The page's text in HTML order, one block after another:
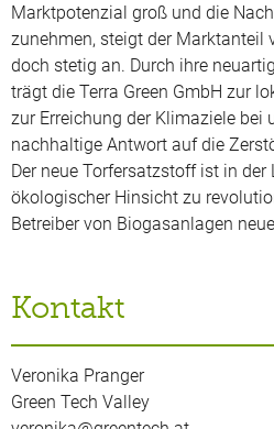
Marktpotenzial groß und die
zunehmen, steigt der Marktanteil
doch stetig an. Durch ihre
trägt die Terra Green GmbH zur
zur Erreichung der Klimaziele bei
nachhaltige Antwort auf die
Der neue Torfersatzstoff ist in der
ökologischer Hinsicht zu
Betreiber von Biogasanlagen
Kontakt
Veronika Pranger
Green Tech Valley